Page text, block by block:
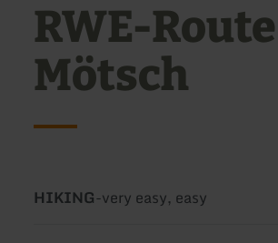
RWE-Route
Mötsch
Type
HIKING-Difficulty:
very easy, easy